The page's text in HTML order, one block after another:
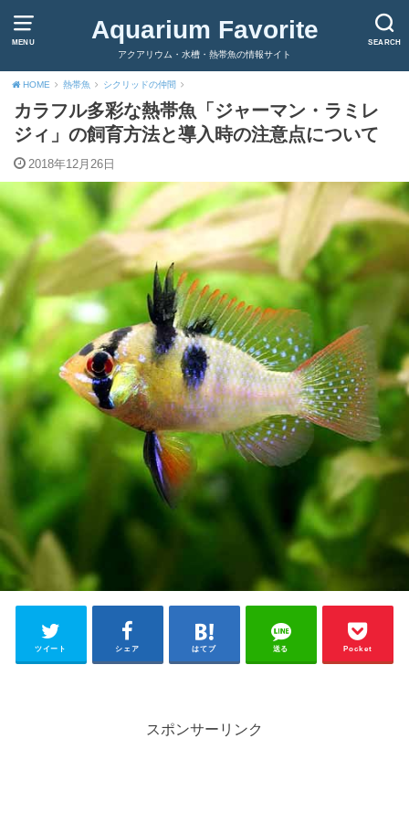
MENU SEARCH
Aquarium Favorite
アクアリウム・水槽・熱帯魚の情報サイト
HOME 熱帯魚 シクリッドの仲間
カラフル多彩な熱帯魚「ジャーマン・ラミレ
ジィ」の飼育方法と導入時の注意点について
2018年12月26日
ツイート シェア はてブ 送る Pocket
スポンサーリンク